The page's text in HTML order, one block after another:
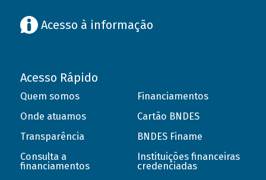
Acesso à informação
Acesso Rápido
Quem somos
Onde atuamos
Transparência
Consulta a
financiamentos
Financiamentos
Cartão BNDES
BNDES Finame
Instituições financeiras
credenciadas